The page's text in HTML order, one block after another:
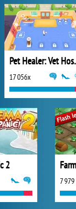
Pet
17 056x
2
7